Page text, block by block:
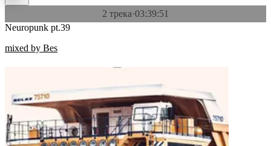
2 трека·03:39:51
Neuropunk pt.39
mixed by Bes